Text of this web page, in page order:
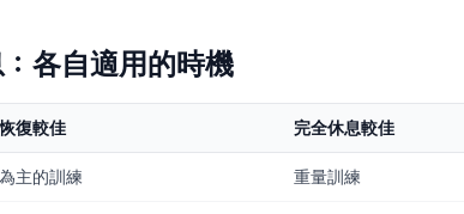
各自適用的時機
復較佳 完全休息較佳
主的訓練 重量訓練